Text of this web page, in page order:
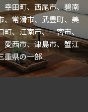
幸田町、西尾市、碧南
、常滑市、武豊町、美
、江南市、一宮市、
愛西市、津島市、蟹江
重県の一部